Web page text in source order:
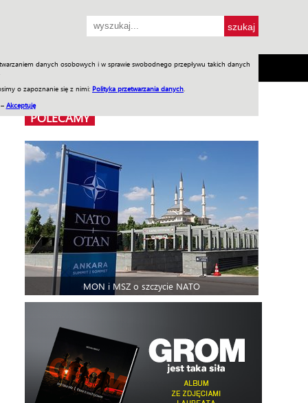
danych osobowych i w sprawie swobodnego przepływu takich danych
o zapoznanie się z nimi: Polityka przetwarzania danych
Akceptuję
SKLEP Jednodniówki Praca w WIW
POLECAMY
MON i MSZ o szczycie NATO